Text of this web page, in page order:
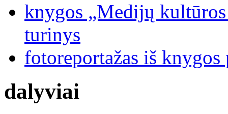
knygos „Medijų
turinys
fotoreportažas iš
dalyviai